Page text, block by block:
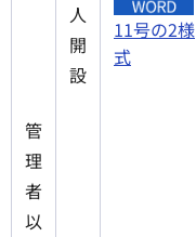
管
理
者
以
人
開
設
11号の2様
式